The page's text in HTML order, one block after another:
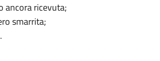
ancora ricevuta;
smarrita;